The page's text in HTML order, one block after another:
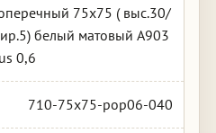
75х75 ( выс.30/
белый матовый А903
0,6
710-75x75-pop06-040